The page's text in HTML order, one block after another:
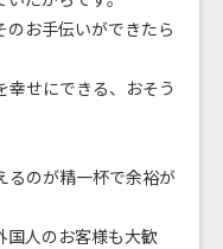
のお手伝いができたら
幸せにできる、おそう
るのが精一杯で余裕が
国人のお客様も大歓